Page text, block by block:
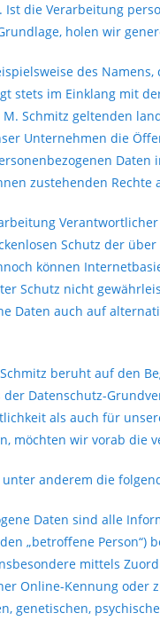
die Verarbeitung
holen wir
des
stets im Einklang mit
Schmitz geltenden
Unternehmen die
zustehenden Rechte
Schutz der
können
Schutz nicht
Daten auch auf
beruht auf den
Datenschutz-
als auch für
möchten wir vorab die
anderem die
Daten sind alle
„betroffene
mittels
Online-Kennung oder
genetischen,